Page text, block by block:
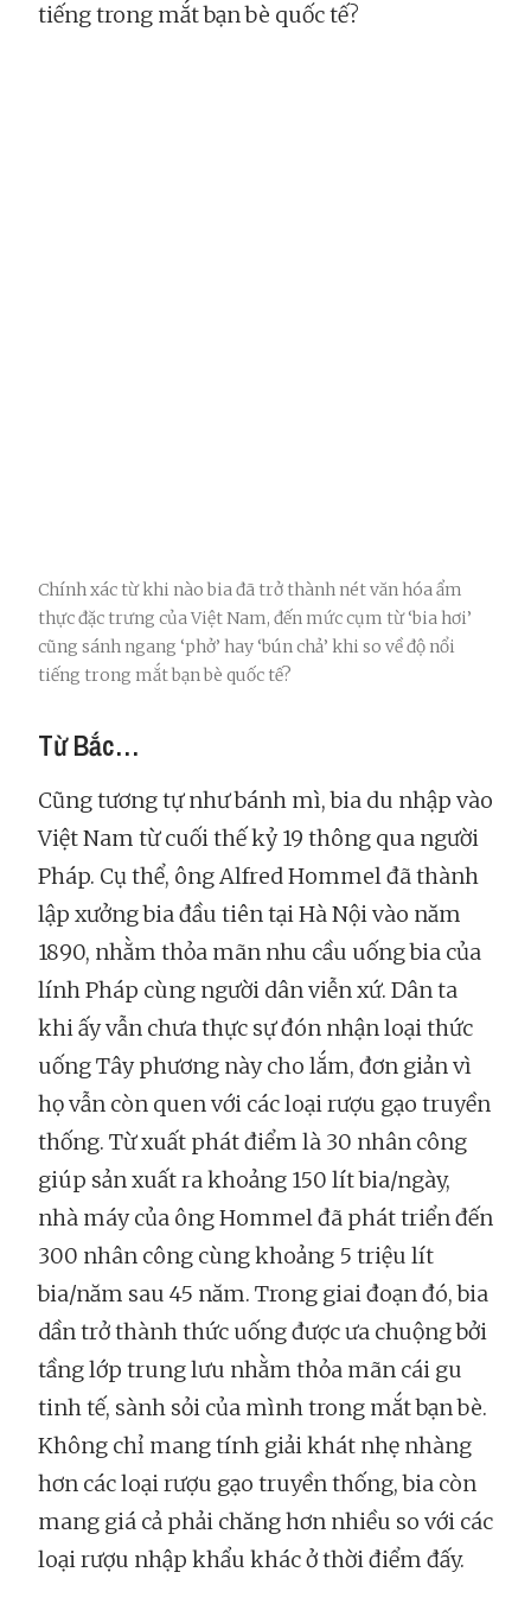
tiếng trong mắt bạn bè quốc tế?
Chính xác từ khi nào bia đã trở thành nét văn hóa ẩm
thực đặc trưng của Việt Nam, đến mức cụm từ ‘bia hơi’
cũng sánh ngang ‘phở’ hay ‘bún chả’ khi so về độ nổi
tiếng trong mắt bạn bè quốc tế?
Từ Bắc…
Cũng tương tự như bánh mì, bia du nhập vào
Việt Nam từ cuối thế kỷ 19 thông qua người
Pháp. Cụ thể, ông Alfred Hommel đã thành
lập xưởng bia đầu tiên tại Hà Nội vào năm
1890, nhằm thỏa mãn nhu cầu uống bia của
lính Pháp cùng người dân viễn xứ. Dân ta
khi ấy vẫn chưa thực sự đón nhận loại thức
uống Tây phương này cho lắm, đơn giản vì
họ vẫn còn quen với các loại rượu gạo truyền
thống. Từ xuất phát điểm là 30 nhân công
giúp sản xuất ra khoảng 150 lít bia/ngày,
nhà máy của ông Hommel đã phát triển đến
300 nhân công cùng khoảng 5 triệu lít
bia/năm sau 45 năm. Trong giai đoạn đó, bia
dần trở thành thức uống được ưa chuộng bởi
tầng lớp trung lưu nhằm thỏa mãn cái gu
tinh tế, sành sỏi của mình trong mắt bạn bè.
Không chỉ mang tính giải khát nhẹ nhàng
hơn các loại rượu gạo truyền thống, bia còn
mang giá cả phải chăng hơn nhiều so với các
loại rượu nhập khẩu khác ở thời điểm đấy.